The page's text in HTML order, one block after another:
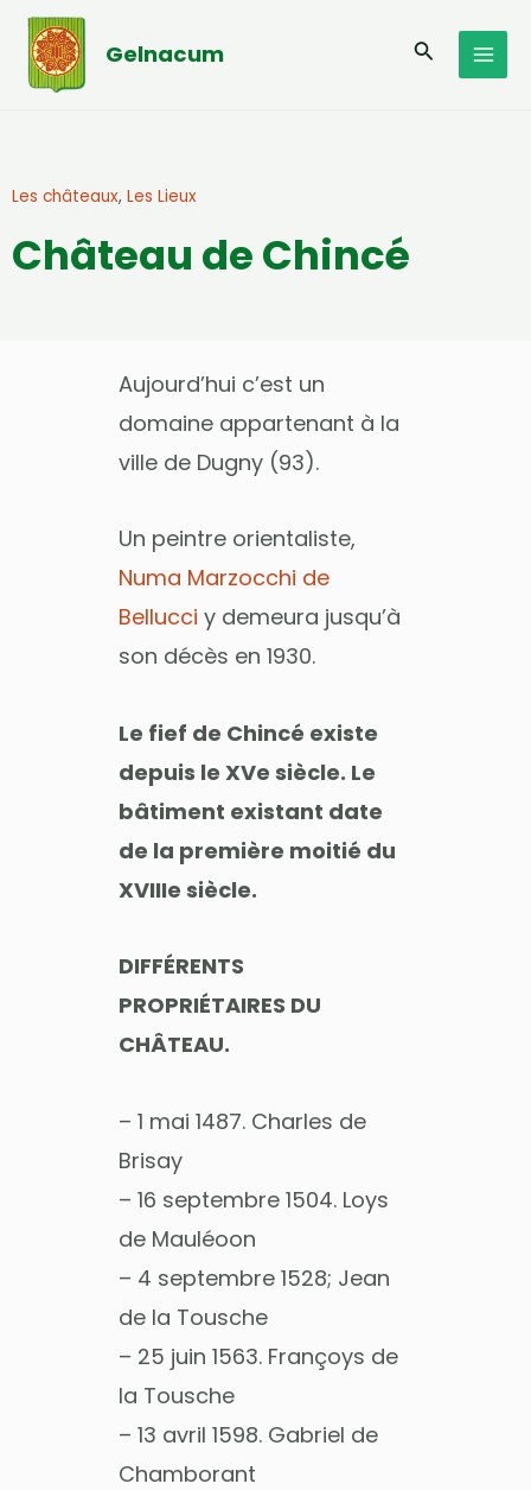
Aller
contenu
Gelnacum
Les châteaux, Les Lieux
Château de Chincé
Aujourd’hui c’est un
domaine appartenant à la
ville de Dugny (93).
Un peintre orientaliste,
Numa Marzocchi de
Bellucci y demeura jusqu’à
son décès en 1930.
Le fief de Chincé existe
depuis le XVe siècle. Le
bâtiment existant date
de la première moitié du
XVIIIe siècle.
DIFFÉRENTS
PROPRIÉTAIRES DU
CHÂTEAU.
– 1 mai 1487. Charles de
Brisay
– 16 septembre 1504. Loys
de Mauléoon
– 4 septembre 1528; Jean
de la Tousche
– 25 juin 1563. Françoys de
la Tousche
– 13 avril 1598. Gabriel de
Chamborant